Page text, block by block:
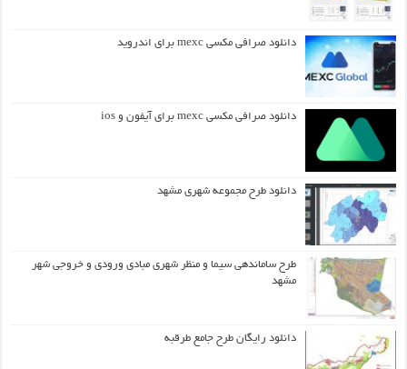
دانلود صرافی مکسی mexc برای اندروید
دانلود صرافی مکسی mexc برای آیفون و ios
دانلود طرح مجموعه شهری مشهد
طرح ساماندهی سیما و منظر شهری مبادی ورودی و خروجی شهر
مشهد
دانلود رایگان طرح جامع طرقبه